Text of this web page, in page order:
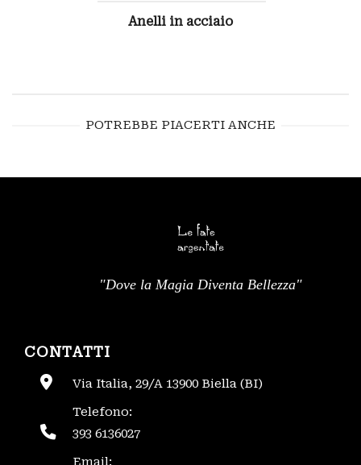
Anelli in acciaio
POTREBBE PIACERTI ANCHE
"Dove la Magia Diventa Bellezza"
CONTATTI
Via Italia, 29/A 13900 Biella (BI)
Telefono:
393 6136027
Email: